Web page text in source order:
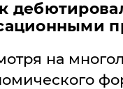
на